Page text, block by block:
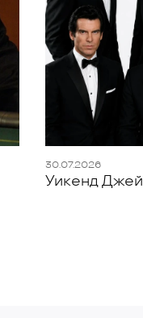
30.07.2026
Уикенд